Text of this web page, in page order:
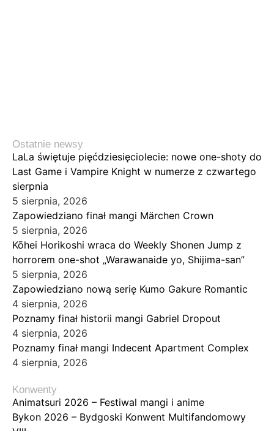
Ostatnie newsy
LaLa świętuje pięćdziesięciolecie: nowe one-shoty do
Last Game i Vampire Knight w numerze z czwartego
sierpnia
5 sierpnia, 2026
Zapowiedziano finał mangi Märchen Crown
5 sierpnia, 2026
Kōhei Horikoshi wraca do Weekly Shonen Jump z
horrorem one-shot „Warawanaide yo, Shijima-san”
5 sierpnia, 2026
Zapowiedziano nową serię Kumo Gakure Romantic
4 sierpnia, 2026
Poznamy finał historii mangi Gabriel Dropout
4 sierpnia, 2026
Poznamy finał mangi Indecent Apartment Complex
4 sierpnia, 2026
Konwenty
Animatsuri 2026 – Festiwal mangi i anime
Bykon 2026 – Bydgoski Konwent Multifandomowy